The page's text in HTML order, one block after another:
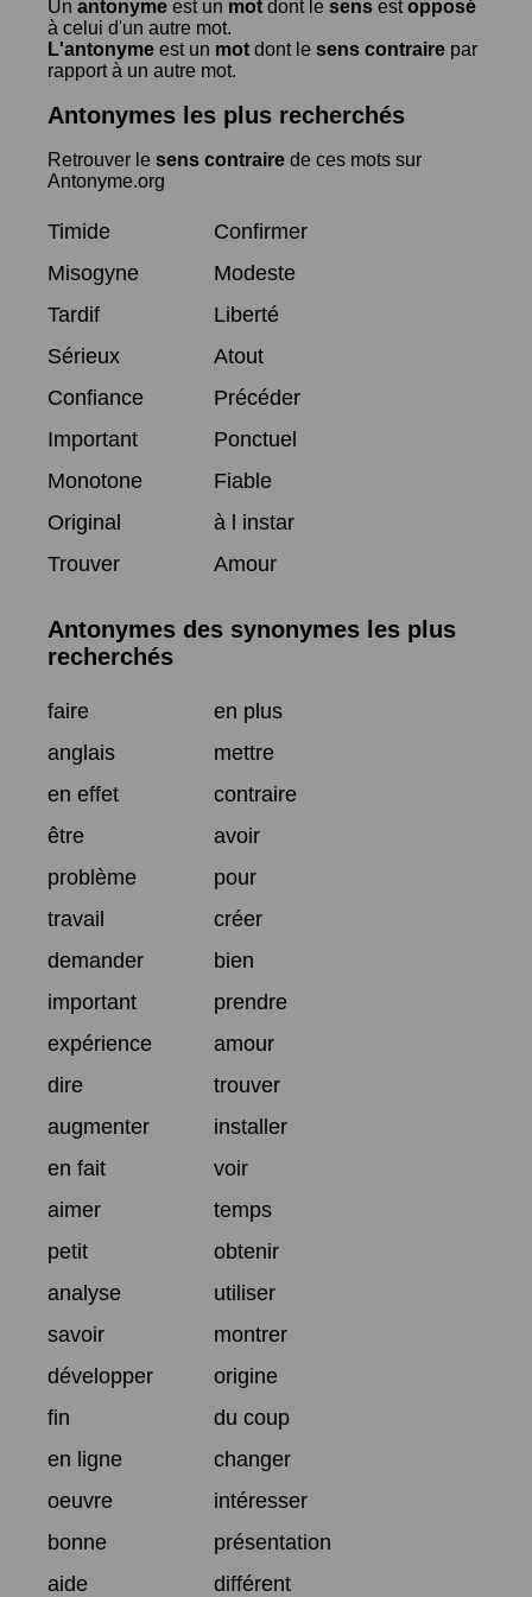
Un antonyme est un mot dont le sens estopposé
à celui d'un autre mot.
L'antonyme est un mot dont le sens contraire par
rapport à un autre mot.
Antonymes les plus recherchés
Retrouver le sens contraire de ces mots sur
Antonyme.org
Timide
Confirmer
Misogyne
Modeste
Tardif
Liberté
Sérieux
Atout
Confiance
Précéder
Important
Ponctuel
Monotone
Fiable
Original
à l instar
Trouver
Amour
Antonymes des synonymes les plus
recherchés
faire
en plus
anglais
mettre
en effet
contraire
être
avoir
problème
pour
travail
créer
demander
bien
important
prendre
expérience
amour
dire
trouver
augmenter
installer
en fait
voir
aimer
temps
petit
obtenir
analyse
utiliser
savoir
montrer
développer
origine
fin
du coup
en ligne
changer
oeuvre
intéresser
bonne
présentation
aide
différent